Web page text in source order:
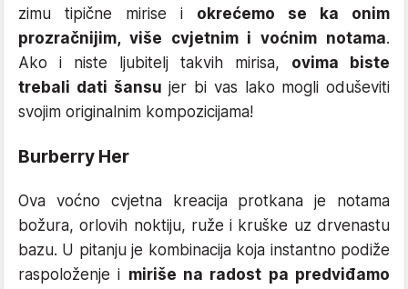
zimu tipične mirise i okrećemo se ka onim
prozračnijim, više cvjetnim i voćnim notama.
Ako i niste ljubitelj takvih mirisa, ovima biste
trebali dati šansu jer bi vas lako mogli oduševiti
svojim originalnim kompozicijama!
Burberry Her
Ova voćno cvjetna kreacija protkana je notama
božura, orlovih noktiju, ruže i kruške uz drvenastu
bazu. U pitanju je kombinacija koja instantno podiže
raspoloženje i miriše na radost pa predviđamo